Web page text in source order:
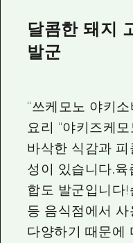
달콤한 돼지
발군
“쓰케모노 야키
요리 “야키즈케
바삭한 식감과
성이 있습니다.
합도 발군입니다
등 음식점에서
다양하기 때문에